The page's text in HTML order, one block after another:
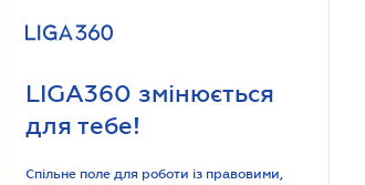
LIGA360 змінюється
для тебе!
Спільне поле для роботи із правовими,